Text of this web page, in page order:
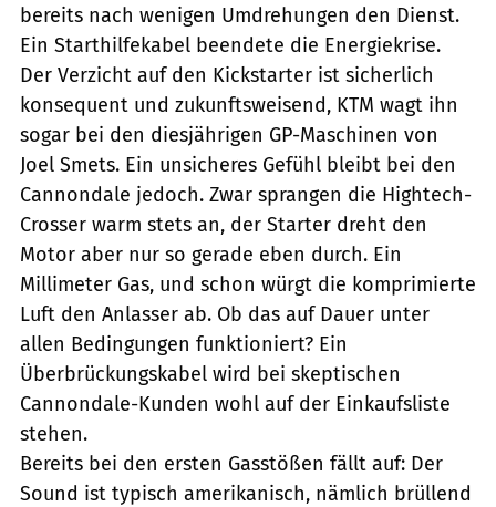
bereits nach wenigen Umdrehungen den Dienst.
Ein Starthilfekabel beendete die Energiekrise.
Der Verzicht auf den Kickstarter ist sicherlich
konsequent und zukunftsweisend, KTM wagt ihn
sogar bei den diesjährigen GP-Maschinen von
Joel Smets. Ein unsicheres Gefühl bleibt bei den
Cannondale jedoch. Zwar sprangen die Hightech-
Crosser warm stets an, der Starter dreht den
Motor aber nur so gerade eben durch. Ein
Millimeter Gas, und schon würgt die komprimierte
Luft den Anlasser ab. Ob das auf Dauer unter
allen Bedingungen funktioniert? Ein
Überbrückungskabel wird bei skeptischen
Cannondale-Kunden wohl auf der Einkaufsliste
stehen.
Bereits bei den ersten Gasstößen fällt auf: Der
Sound ist typisch amerikanisch, nämlich brüllend